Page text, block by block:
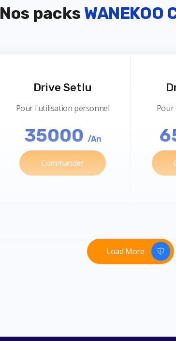
Nos packs WANEKOO
Drive Setlu
Pour l'utilisation personnel
35000 /An
Commander
Pour
Load More